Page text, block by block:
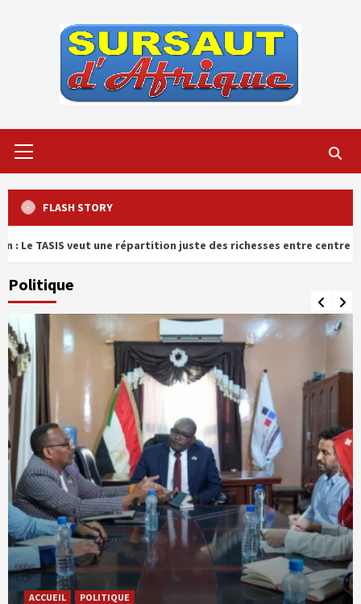
Menu
FLASH STORY
une répartition juste des richesses entre centre et périphéries
Politique
ACCUEIL POLITIQUE